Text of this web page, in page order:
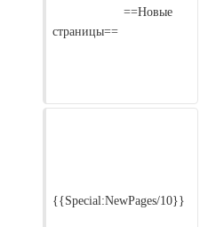
                    ==Новые
страницы==
{{Special:NewPages/10}}